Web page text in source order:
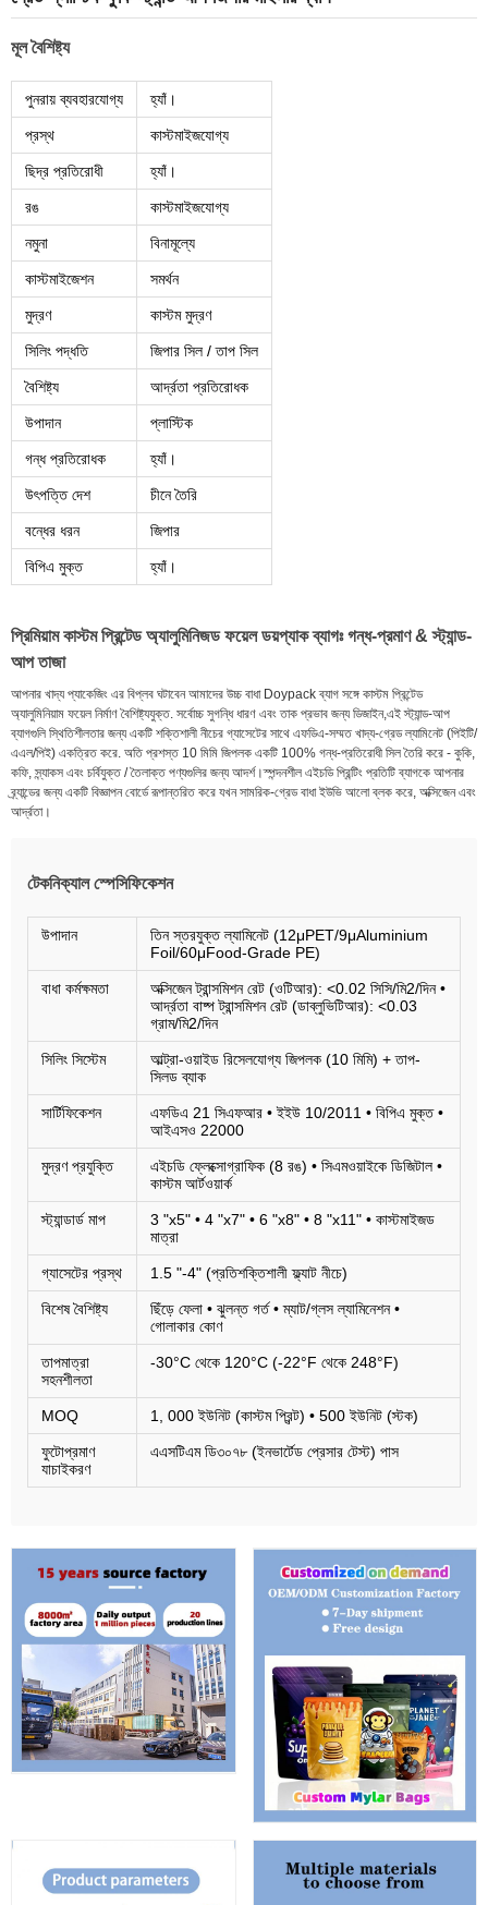
মূল বৈশিষ্ট্য
পুনরায় ব্যবহারযোগ্য হ্যাঁ।
প্রস্থ কাস্টমাইজযোগ্য
ছিদ্র প্রতিরোধী হ্যাঁ।
রঙ কাস্টমাইজযোগ্য
নমুনা বিনামূল্যে
কাস্টমাইজেশন সমর্থন
মুদ্রণ কাস্টম মুদ্রণ
সিলিং পদ্ধতি জিপার সিল / তাপ সিল
বৈশিষ্ট্য আর্দ্রতা প্রতিরোধক
উপাদান প্লাস্টিক
গন্ধ প্রতিরোধক হ্যাঁ।
উৎপত্তি দেশ চীনে তৈরি
বন্ধের ধরন জিপার
বিপিএ মুক্ত হ্যাঁ।
প্রিমিয়াম কাস্টম প্রিন্টেড অ্যালুমিনিজড ফয়েল ডয়প্যাক ব্যাগঃ গন্ধ-প্রমাণ & স্ট্যান্ড-
আপ তাজা
আপনার খাদ্য প্যাকেজিং এর বিপ্লব ঘটাবেন আমাদের উচ্চ বাধা Doypack ব্যাগ সঙ্গে কাস্টম প্রিন্টেড
অ্যালুমিনিয়াম ফয়েল নির্মাণ বৈশিষ্ট্যযুক্ত. সর্বোচ্চ সুগন্ধি ধারণ এবং তাক প্রভাব জন্য ডিজাইন,এই স্ট্যান্ড-আপ
ব্যাগগুলি স্থিতিশীলতার জন্য একটি শক্তিশালী নীচের গ্যাসেটের সাথে এফডিএ-সম্মত খাদ্য-গ্রেড ল্যামিনেট (পিইটি/
এএল/পিই) একত্রিত করে. অতি প্রশস্ত 10 মিমি জিপলক একটি 100% গন্ধ-প্রতিরোধী সিল তৈরি করে - কুকি,
কফি, স্ন্যাকস এবং চর্বিযুক্ত / তৈলাক্ত পণ্যগুলির জন্য আদর্শ।স্পন্দনশীল এইচডি প্রিন্টিং প্রতিটি ব্যাগকে আপনার
ব্র্যান্ডের জন্য একটি বিজ্ঞাপন বোর্ডে রূপান্তরিত করে যখন সামরিক-গ্রেড বাধা ইউভি আলো ব্লক করে, অক্সিজেন এবং
আর্দ্রতা।
টেকনিক্যাল স্পেসিফিকেশন
উপাদান
তিন স্তরযুক্ত ল্যামিনেট (12μPET/9μAluminium
Foil/60μFood-Grade PE)
বাধা কর্মক্ষমতা
অক্সিজেন ট্রান্সমিশন রেট (ওটিআর): <0.02 সিসি/মি2/দিন •
আর্দ্রতা বাষ্প ট্রান্সমিশন রেট (ডাব্লুভিটিআর): <0.03
গ্রাম/মি2/দিন
সিলিং সিস্টেম
আল্ট্রা-ওয়াইড রিসেলযোগ্য জিপলক (10 মিমি) + তাপ-
সিলড ব্যাক
সার্টিফিকেশন
এফডিএ 21 সিএফআর • ইইউ 10/2011 • বিপিএ মুক্ত •
আইএসও 22000
মুদ্রণ প্রযুক্তি
এইচডি ফ্লেক্সোগ্রাফিক (8 রঙ) • সিএমওয়াইকে ডিজিটাল •
কাস্টম আর্টওয়ার্ক
স্ট্যান্ডার্ড মাপ
3 "x5" • 4 "x7" • 6 "x8" • 8 "x11" • কাস্টমাইজড
মাত্রা
গ্যাসেটের প্রস্থ 1.5 "-4" (প্রতিশক্তিশালী ফ্ল্যাট নীচে)
বিশেষ বৈশিষ্ট্য
ছিঁড়ে ফেলা • ঝুলন্ত গর্ত • ম্যাট/গ্লস ল্যামিনেশন •
গোলাকার কোণ
তাপমাত্রা
সহনশীলতা
-30°C থেকে 120°C (-22°F থেকে 248°F)
MOQ 1, 000 ইউনিট (কাস্টম প্রিন্ট) • 500 ইউনিট (স্টক)
ফুটোপ্রমাণ
যাচাইকরণ
এএসটিএম ডি৩০৭৮ (ইনভার্টেড প্রেসার টেস্ট) পাস